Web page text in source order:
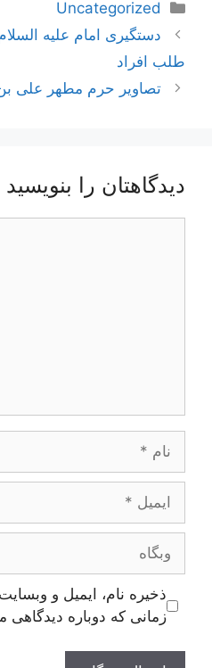
دسته‌ها
Uncategorized
ناوبری
نوشته‌ها
دستگیری امام علیه
طلب افراد
تصاویر حرم مطهر علی
دیدگاهتان را بنویسید
ایمیل
وبگاه
ذخیره نام، ایمیل و
زمانی که دوباره